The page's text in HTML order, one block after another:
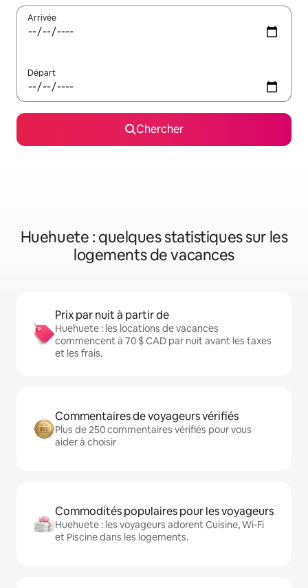
Arrivée
Départ
Chercher
Huehuete : quelques statistiques sur les
logements de vacances
Prix par nuit à partir de
Huehuete : les locations de vacances
commencent à 70 $ CAD par nuit avant les taxes
et les frais.
Commentaires de voyageurs vérifiés
Plus de 250 commentaires vérifiés pour vous
aider à choisir
Commodités populaires pour les voyageurs
Huehuete : les voyageurs adorent Cuisine, Wi-Fi
et Piscine dans les logements.